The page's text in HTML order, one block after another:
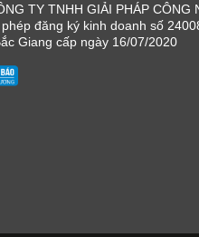
TY TNHH GIẢI PHÁP CÔNG
đăng ký kinh doanh số
Giang cấp ngày 16/07/2020